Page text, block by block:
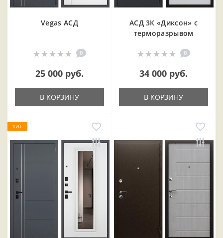
Vegas АСД
0
25 000 руб.
В КОРЗИНУ
АСД 3К «Диксон» с
терморазрывом
0
34 000 руб.
В КОРЗИНУ
ХИТ